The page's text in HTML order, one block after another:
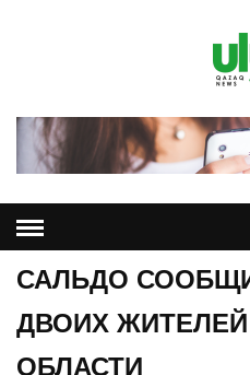
САЛЬДО
ДВОИХ
ОБЛАСТИ